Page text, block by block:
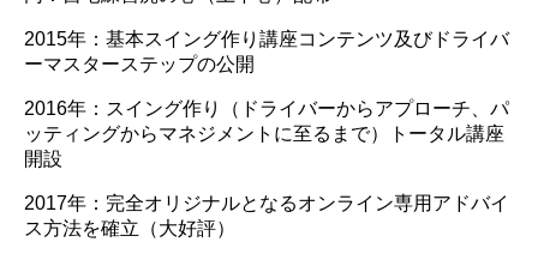
2015年：基本スイング作り講座コンテンツ及びドライバ
ーマスターステップの公開
2016年：スイング作り（ドライバーからアプローチ、パ
ッティングからマネジメントに至るまで）トータル講座
開設
2017年：完全オリジナルとなるオンライン専用アドバイ
ス方法を確立（大好評）